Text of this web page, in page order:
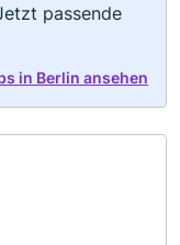
passende
in Berlin ansehen